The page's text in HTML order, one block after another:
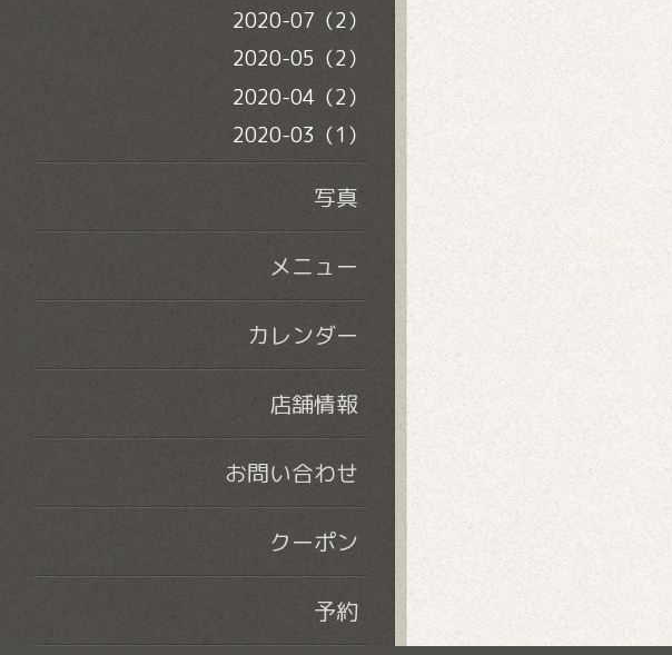
2020-07（2）
2020-05（2）
2020-04（2）
2020-03（1）
写真
メニュー
カレンダー
店舗情報
お問い合わせ
クーポン
予約